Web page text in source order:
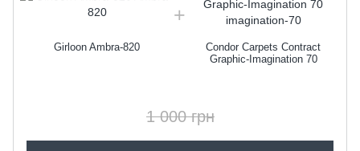
Girloon Ambra-820
Condor Carpets Contract
Graphic-Imagination 70
1 000 грн